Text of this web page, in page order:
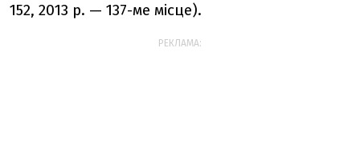
152, 2013 р. — 137-ме місце).
РЕКЛАМА: